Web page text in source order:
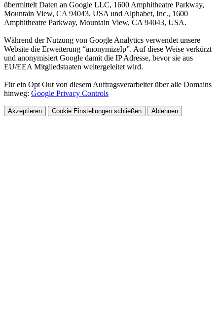
übermittelt Daten an Google LLC, 1600 Amphitheatre Parkway,
Mountain View, CA 94043, USA und Alphabet, Inc., 1600
Amphitheatre Parkway, Mountain View, CA 94043, USA.
Während der Nutzung von Google Analytics verwendet unsere
Website die Erweiterung “anonymizeIp”. Auf diese Weise verkürzt
und anonymisiert Google damit die IP Adresse, bevor sie aus
EU/EEA Mitgliedstaaten weitergeleitet wird.
Für ein Opt Out von diesem Auftragsverarbeiter über alle Domains
hinweg: Google Privacy Controls
Akzeptieren Cookie Einstellungen schließen Ablehnen